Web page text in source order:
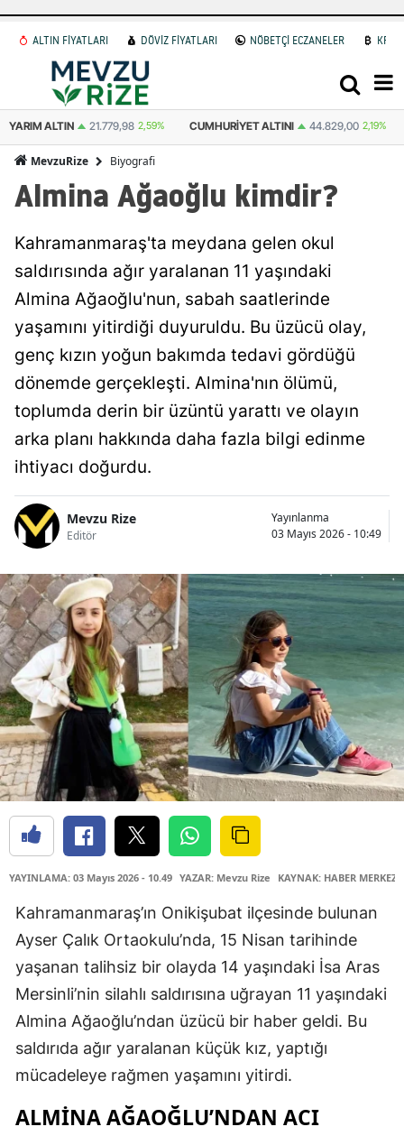
ALTIN FİYATLARI DÖVİZ FİYATLARI NÖBETÇİ ECZANELER
YARIM ALTIN 21.779,98 2,59% CUMHURIYET ALTINI 44.829,00 2,19%
MevzuRize Biyografi
Almina Ağaoğlu kimdir?
Kahramanmaraş'ta meydana gelen okul
saldırısında ağır yaralanan 11 yaşındaki
Almina Ağaoğlu'nun, sabah saatlerinde
yaşamını yitirdiği duyuruldu. Bu üzücü olay,
genç kızın yoğun bakımda tedavi gördüğü
dönemde gerçekleşti. Almina'nın ölümü,
toplumda derin bir üzüntü yarattı ve olayın
arka planı hakkında daha fazla bilgi edinme
ihtiyacı doğurdu.
Mevzu Rize
Editör
Yayınlanma
03 Mayıs 2026 - 10:49
YAYINLAMA: 03 Mayıs 2026 - 10.49 YAZAR: Mevzu Rize KAYNAK: HABER MERKEZİ
Kahramanmaraş’ın Onikişubat ilçesinde bulunan
Ayser Çalık Ortaokulu’nda, 15 Nisan tarihinde
yaşanan talihsiz bir olayda 14 yaşındaki İsa Aras
Mersinli’nin silahlı saldırısına uğrayan 11 yaşındaki
Almina Ağaoğlu’ndan üzücü bir haber geldi. Bu
saldırıda ağır yaralanan küçük kız, yaptığı
mücadeleye rağmen yaşamını yitirdi.
ALMINA AĞAOĞLU’NDAN ACI